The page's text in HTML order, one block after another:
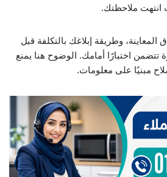
ملاحظتك.
وطريقة إبلاغك بالتكلفة قبل
تتضمن اختبارًا أمامك. الوضوح هنا يمنع
مبنيًا على معلومات.